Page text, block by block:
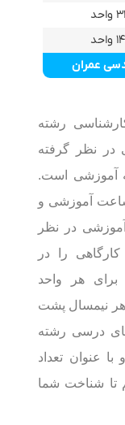
عمران
رشته
نظر گرفته
طول هر نیمسال ۱۶هفته آموزشی است.
برای هر واحد درس نظری ۱۶ ساعت آموزشی و
عملی ۳۲ ساعت آموزشی در نظر
را در
برای هر واحد
هر نیمسال پشت
های درسی رشته
عنوان تعداد
تا شناخت شما